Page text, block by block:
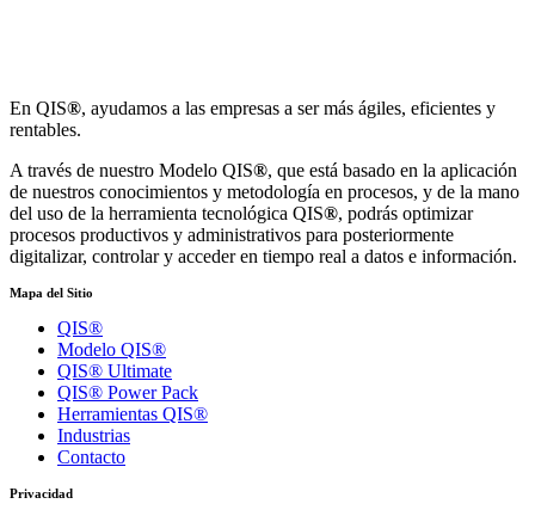
En QIS®, ayudamos a las empresas a ser más ágiles, eficientes y
rentables.
A través de nuestro Modelo QIS®, que está basado en la aplicación
de nuestros conocimientos y metodología en procesos, y de la mano
del uso de la herramienta tecnológica QIS®, podrás optimizar
procesos productivos y administrativos para posteriormente
digitalizar, controlar y acceder en tiempo real a datos e información.
Mapa del Sitio
QIS®
Modelo QIS®
QIS® Ultimate
QIS® Power Pack
Herramientas QIS®
Industrias
Contacto
Privacidad